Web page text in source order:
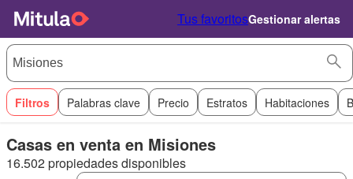
Tus favoritosGestionar alertas
Filtros Palabras clave Precio Estratos Habitaciones
Casas en venta en Misiones
16.502 propiedades disponibles